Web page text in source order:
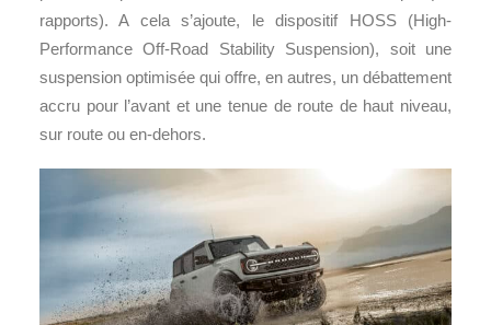
rapports). A cela s’ajoute, le dispositif HOSS (High-
Performance Off-Road Stability Suspension), soit une
suspension optimisée qui offre, en autres, un débattement
accru pour l’avant et une tenue de route de haut niveau,
sur route ou en-dehors.